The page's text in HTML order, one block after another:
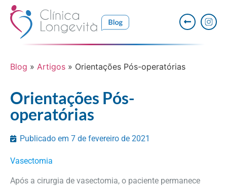
Blog » Artigos » Orientações Pós-operatórias
Orientações Pós-
operatórias
Publicado em 7 de fevereiro de 2021
Vasectomia
Após a cirurgia de vasectomia, o paciente permanece